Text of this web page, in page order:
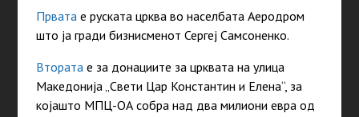
Прватае руската црква во населбата Аеродром
што ја гради бизнисменот Сергеј Самсоненко.
Вторатае за донациите за црквата на улица
Македонија „Свети Цар Константин и Елена“, за
којашто МПЦ-ОА собра над два милиони евра од